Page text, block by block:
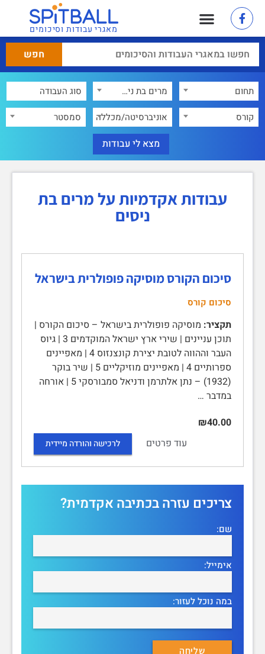
מאגרי עבודות וסיכומים
תחום
מרים בת ניסים
קורס
אוניברסיטה/מכללה סמסטר
עבודות אקדמיות על מרים בת
ניסים
סיכום הקורס מוסיקה פופולרית בישראל
סיכום קורס
תקציר: מוסיקה פופולרית בישראל – סיכום הקורס |
תוכן עניינים | שירי ארץ ישראל המוקדמים 3 | גיוס
העבר וההווה לטובת יצירת קונצנזוס 4 | מאפיינים
ספרותיים 4 | מאפיינים מוזיקליים 5 | שיר בוקר
(1932) – נתן אלתרמן ודניאל סמבורסקי 5 | אורחה
במדבר …
₪40.00
עוד פרטים
לרכישה והורדה מיידית
צריכים עזרה בכתיבה אקדמית?
שם:
אימייל:
במה נוכל לעזור: